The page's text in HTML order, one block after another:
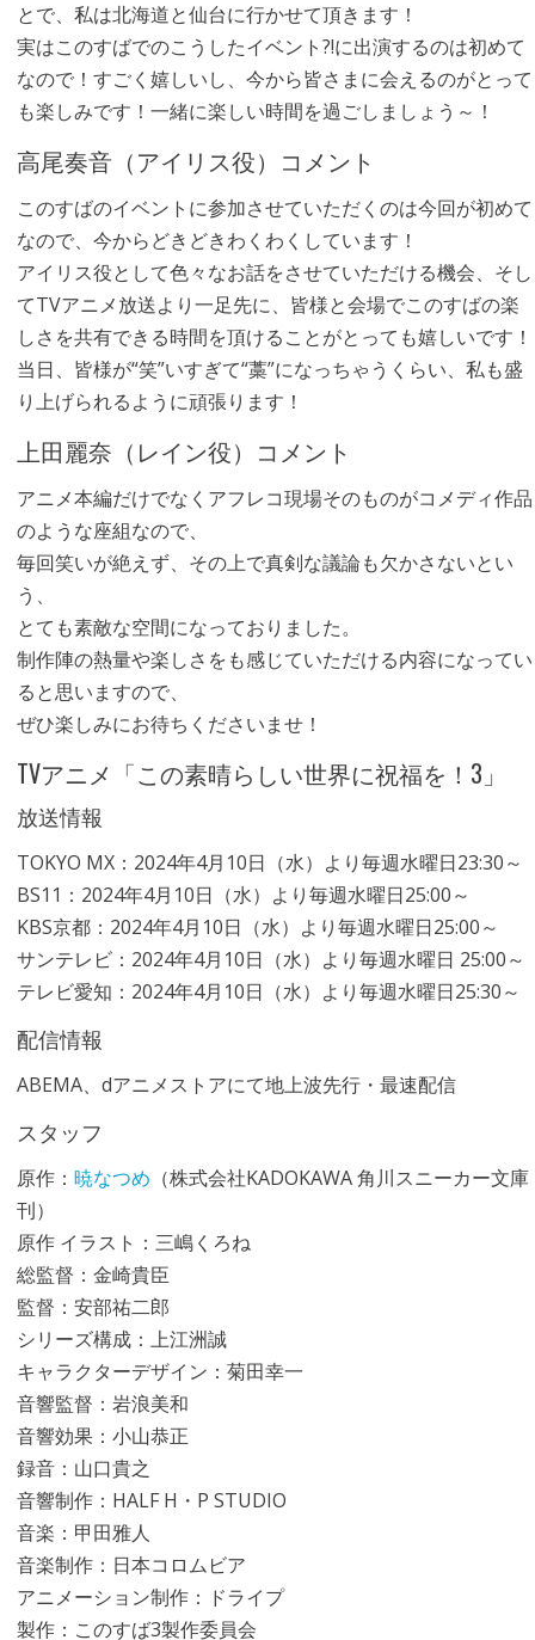
とで、私は北海道と仙台に行かせて頂きます！
実はこのすばでのこうしたイベント?!に出演するのは初めて
なので！すごく嬉しいし、今から皆さまに会えるのがとって
も楽しみです！一緒に楽しい時間を過ごしましょう～！
高尾奏音（アイリス役）コメント
このすばのイベントに参加させていただくのは今回が初めて
なので、今からどきどきわくわくしています！
アイリス役として色々なお話をさせていただける機会、そし
てTVアニメ放送より一足先に、皆様と会場でこのすばの楽
しさを共有できる時間を頂けることがとっても嬉しいです！
当日、皆様が“笑”いすぎて“藁”になっちゃうくらい、私も盛
り上げられるように頑張ります！
上田麗奈（レイン役）コメント
アニメ本編だけでなくアフレコ現場そのものがコメディ作品
のような座組なので、
毎回笑いが絶えず、その上で真剣な議論も欠かさないとい
う、
とても素敵な空間になっておりました。
制作陣の熱量や楽しさをも感じていただける内容になってい
ると思いますので、
ぜひ楽しみにお待ちくださいませ！
TVアニメ「この素晴らしい世界に祝福を！3」
放送情報
TOKYO MX：2024年4月10日（水）より毎週水曜日23:30～
BS11：2024年4月10日（水）より毎週水曜日25:00～
KBS京都：2024年4月10日（水）より毎週水曜日25:00～
サンテレビ：2024年4月10日（水）より毎週水曜日 25:00～
テレビ愛知：2024年4月10日（水）より毎週水曜日25:30～
配信情報
ABEMA、dアニメストアにて地上波先行・最速配信
スタッフ
原作： 暁なつめ （株式会社KADOKAWA 角川スニーカー文庫
刊）
原作 イラスト：三嶋くろね
総監督：金崎貴臣
監督：安部祐二郎
シリーズ構成：上江洲誠
キャラクターデザイン：菊田幸一
音響監督：岩浪美和
音響効果：小山恭正
録音：山口貴之
音響制作：HALF H・P STUDIO
音楽：甲田雅人
音楽制作：日本コロムビア
アニメーション制作：ドライプ
製作：このすば3製作委員会